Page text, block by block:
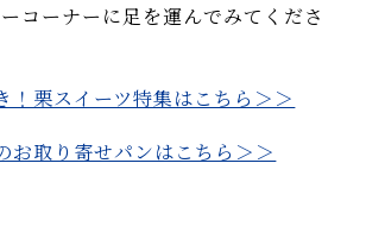
コーナーに足を運んでみてくださ
！栗スイーツ特集はこちら＞＞
お取り寄せパンはこちら＞＞